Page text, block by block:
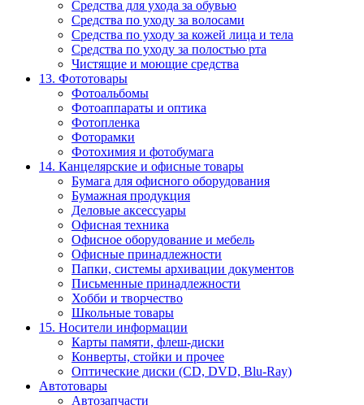
Средства для ухода за обувью
Средства по уходу за волосами
Средства по уходу за кожей лица и тела
Средства по уходу за полостью рта
Чистящие и моющие средства
13. Фототовары
Фотоальбомы
Фотоаппараты и оптика
Фотопленка
Фоторамки
Фотохимия и фотобумага
14. Канцелярские и офисные товары
Бумага для офисного оборудования
Бумажная продукция
Деловые аксессуары
Офисная техника
Офисное оборудование и мебель
Офисные принадлежности
Папки, системы архивации документов
Письменные принадлежности
Хобби и творчество
Школьные товары
15. Носители информации
Карты памяти, флеш-диски
Конверты, стойки и прочее
Оптические диски (CD, DVD, Blu-Ray)
Автотовары
Автозапчасти